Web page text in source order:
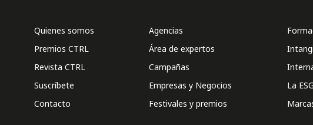
Quienes somos
Premios CTRL
Revista CTRL
Suscríbete
Contacto
Agencias
Área de expertos
Campañas
Empresas y Negocios
Festivales y premios
La